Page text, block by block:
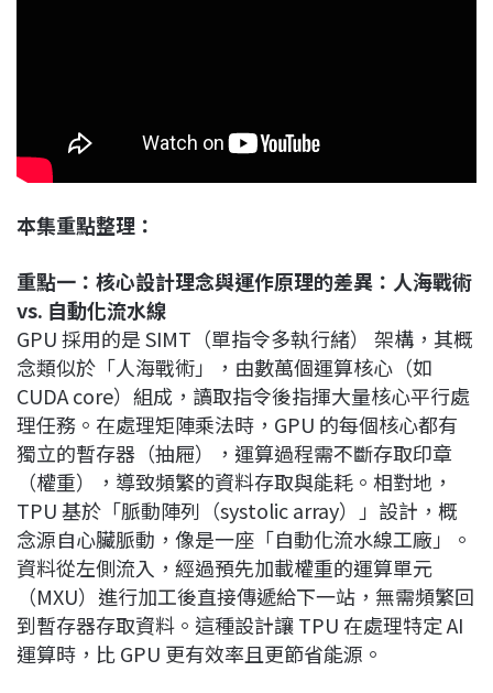
本集重點整理：
重點一：核心設計理念與運作原理的差異：人海戰術
vs. 自動化流水線
GPU 採用的是 SIMT（單指令多執行緒） 架構，其概
念類似於「人海戰術」，由數萬個運算核心（如
CUDA core）組成，讀取指令後指揮大量核心平行處
理任務。在處理矩陣乘法時，GPU 的每個核心都有
獨立的暫存器（抽屜），運算過程需不斷存取印章
（權重），導致頻繁的資料存取與能耗。相對地，
TPU 基於「脈動陣列（systolic array）」設計，概
念源自心臟脈動，像是一座「自動化流水線工廠」。
資料從左側流入，經過預先加載權重的運算單元
（MXU）進行加工後直接傳遞給下一站，無需頻繁回
到暫存器存取資料。這種設計讓 TPU 在處理特定 AI
運算時，比 GPU 更有效率且更節省能源。